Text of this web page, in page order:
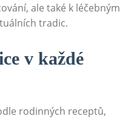
ale také k léčebným
tradic.
v každé⁣
rodinných receptů,